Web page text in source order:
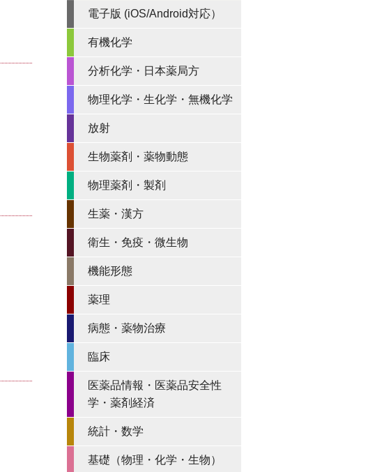
電子版 (iOS/Android対応）
有機化学
分析化学・日本薬局方
物理化学・生化学・無機化学
放射
生物薬剤・薬物動態
物理薬剤・製剤
生薬・漢方
衛生・免疫・微生物
機能形態
薬理
病態・薬物治療
臨床
医薬品情報・医薬品安全性
学・薬剤経済
統計・数学
基礎（物理・化学・生物）